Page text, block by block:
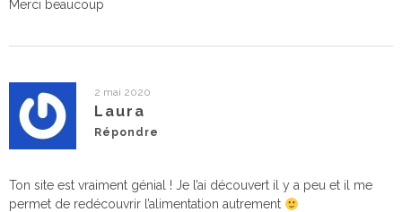
Merci beaucoup
2 mai 2020
Laura
Répondre
Ton site est vraiment génial ! Je l’ai découvert il y a peu et il me
permet de redécouvrir l’alimentation autrement